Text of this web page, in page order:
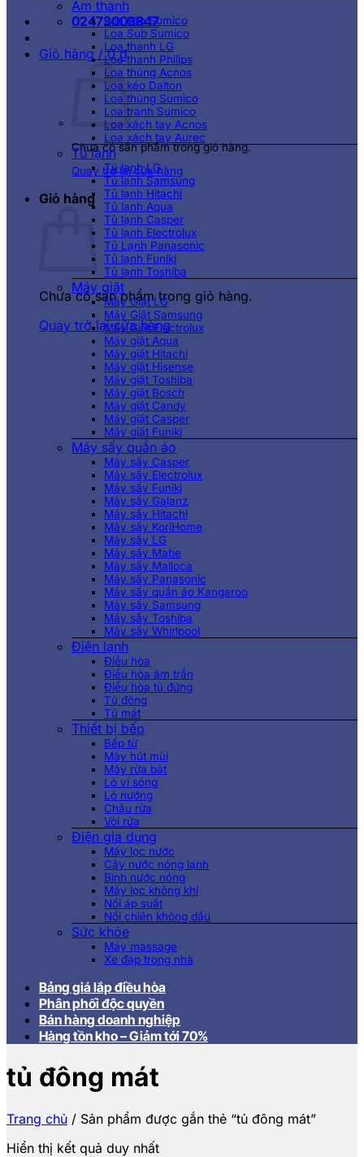
02473003847
Giỏ hàng /0₫
Chưa có sản phẩm trong giỏ hàng.
Quay trở lại cửa hàng
Giỏ hàng
Chưa có sản phẩm trong giỏ hàng.
Quay trở lại cửa hàng
Âm thanh
Loa kéo Sumico
Loa Sub Sumico
Loa thanh LG
Loa thanh Philips
Loa thùng Acnos
Loa kéo Dalton
Loa thùng Sumico
Loa tranh Sumico
Loa xách tay Acnos
Loa xách tay Aurec
Tủ lạnh
Tủ lạnh LG
Tủ lạnh Samsung
Tủ lạnh Hitachi
Tủ lạnh Aqua
Tủ lạnh Casper
Tủ lạnh Electrolux
Tủ Lạnh Panasonic
Tủ lạnh Funiki
Tủ lạnh Toshiba
Máy giặt
Máy Giặt LG
Máy Giặt Samsung
Máy Giặt Electrolux
Máy giặt Aqua
Máy giặt Hitachi
Máy giặt Hisense
Máy giặt Toshiba
Máy giặt Bosch
Máy giặt Candy
Máy giặt Casper
Máy giặt Funiki
Máy sấy quần áo
Máy sấy Casper
Máy sấy Electrolux
Máy sấy Funiki
Máy sấy Galanz
Máy sấy Hitachi
Máy sấy KoriHome
Máy sấy LG
Máy sấy Mabe
Máy sấy Malloca
Máy sấy Panasonic
Máy sấy quần áo Kangaroo
Máy sấy Samsung
Máy sấy Toshiba
Máy sấy Whirlpool
Điện lạnh
Điều hòa
Điều hòa âm trần
Điều hòa tủ đứng
Tủ đông
Tủ mát
Thiết bị bếp
Bếp từ
Máy hút mùi
Máy rửa bát
Lò vi sóng
Lò nướng
Chậu rửa
Vòi rửa
Điện gia dụng
Máy lọc nước
Cây nước nóng lạnh
Bình nước nóng
Máy lọc không khí
Nồi áp suất
Nồi chiên không dầu
Sức khỏe
Máy massage
Xe đạp trong nhà
Bảng giá lắp điều hòa
Phân phối độc quyền
Bán hàng doanh nghiệp
Hàng tồn kho – Giảm tới 70%
tủ đông mát
Trang chủ / Sản phẩm được gắn thẻ “tủ đông mát”
Hiển thị kết quả duy nhất